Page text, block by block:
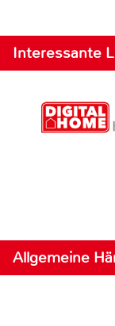
Interessante
Allgemeine